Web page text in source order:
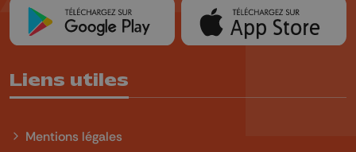
Liens utiles
Mentions légales